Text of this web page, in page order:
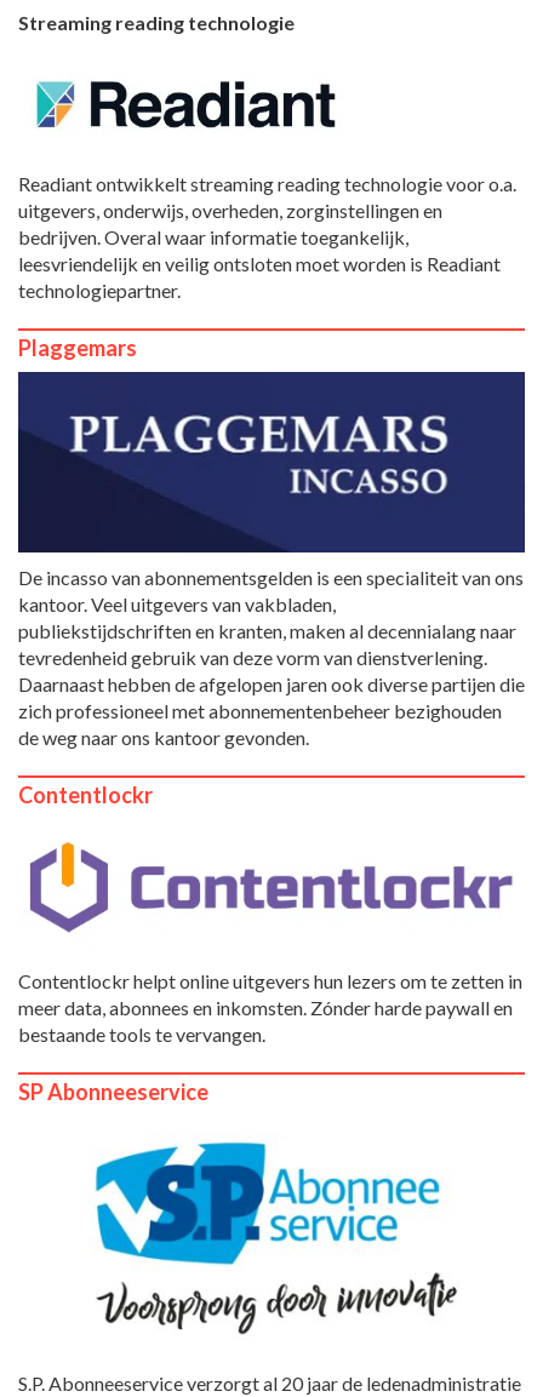
Streaming reading technologie
Readiant ontwikkelt streaming reading technologie voor o.a.
uitgevers, onderwijs, overheden, zorginstellingen en
bedrijven. Overal waar informatie toegankelijk,
leesvriendelijk en veilig ontsloten moet worden is Readiant
technologiepartner.
Plaggemars
De incasso van abonnementsgelden is een specialiteit van ons
kantoor. Veel uitgevers van vakbladen,
publiekstijdschriften en kranten, maken al decennialang naar
tevredenheid gebruik van deze vorm van dienstverlening.
Daarnaast hebben de afgelopen jaren ook diverse partijen die
zich professioneel met abonnementenbeheer bezighouden
de weg naar ons kantoor gevonden.
Contentlockr
Contentlockr helpt online uitgevers hun lezers om te zetten in
meer data, abonnees en inkomsten. Zónder harde paywall en
bestaande tools te vervangen.
SP Abonneeservice
S.P. Abonneeservice verzorgt al 20 jaar de ledenadministratie